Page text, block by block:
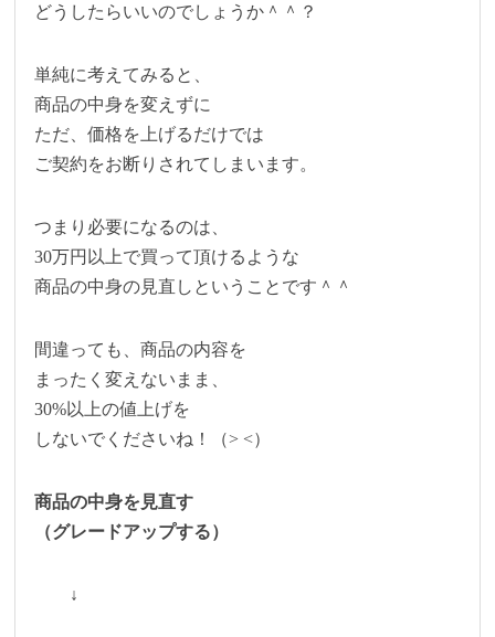
どうしたらいいのでしょうか＾＾？
単純に考えてみると、
商品の中身を変えずに
ただ、価格を上げるだけでは
ご契約をお断りされてしまいます。
つまり必要になるのは、
30万円以上で買って頂けるような
商品の中身の見直しということです＾＾
間違っても、商品の内容を
まったく変えないまま、
30%以上の値上げを
しないでくださいね！（> <）
商品の中身を見直す
（グレードアップする）
↓